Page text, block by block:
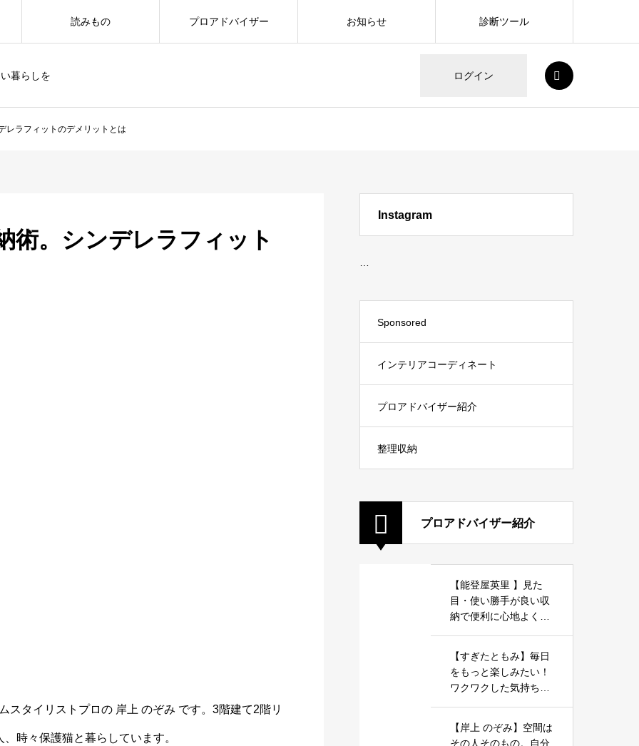
暮らしを ログイン
読みもの プロアドバイザー お知らせ 診断ツール
レラフィットのデメリットとは
術。シンデレラフィット
スタイリストプロの 岸上 のぞみ です。3階建て2階リ
時々保護猫と暮らしています。
Instagram
Sponsored
インテリアコーディネート
プロアドバイザー紹介
整理収納
プロアドバイザー紹介
【能登屋英里 】見た
目・使い勝手が良い収
納で便利に心地よく暮
【すぎたともみ】毎日
をもっと楽しみたい！
ワクワクした気持ちで
【岸上 のぞみ】空間は
その人そのもの。自分